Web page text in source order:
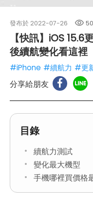
發布於 2022-07-26
【快訊】iOS
後續航變化看這裡
#iPhone #續航力 #更
分享給朋友
目錄
續航力測試
變化最大機型
手機哪裡買價格